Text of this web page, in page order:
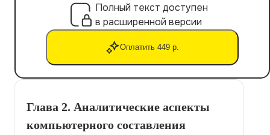
Полный текст доступен
в расширенной версии
Оплатить 449 р.
Глава 2. Аналитические аспекты
компьютерного составления